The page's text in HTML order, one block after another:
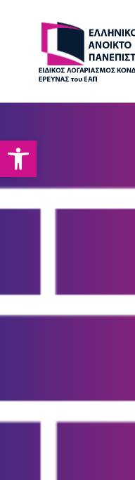
Open toolbar